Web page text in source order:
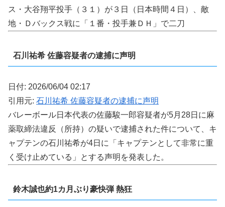
ス・大谷翔平投手（３１）が３日（日本時間４日）、敵
地・Ｄバックス戦に「１番・投手兼ＤＨ」で二刀
石川祐希 佐藤容疑者の逮捕に声明
日付: 2026/06/04 02:17
引用元: 石川祐希 佐藤容疑者の逮捕に声明
バレーボール日本代表の佐藤駿一郎容疑者が5月28日に麻
薬取締法違反（所持）の疑いで逮捕された件について、キ
ャプテンの石川祐希が4日に「キャプテンとして非常に重
く受け止めている」とする声明を発表した。
鈴木誠也約1カ月ぶり豪快弾 熱狂